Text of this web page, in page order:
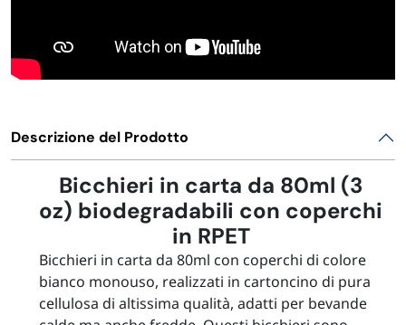
Descrizione del Prodotto
Bicchieri in carta da 80ml (3
oz) biodegradabili con coperchi
in RPET
Bicchieri in carta da 80ml con coperchi di colore
bianco monouso, realizzati in cartoncino di pura
cellulosa di altissima qualità, adatti per bevande